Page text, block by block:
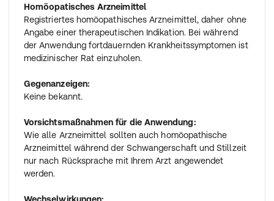
Homöopatisches Arzneimittel
Registriertes homöopathisches Arzneimittel, daher ohne
Angabe einer therapeutischen Indikation. Bei während
der Anwendung fortdauernden Krankheitssymptomen ist
medizinischer Rat einzuholen.
Gegenanzeigen:
Keine bekannt.
Vorsichtsmaßnahmen für die Anwendung:
Wie alle Arzneimittel sollten auch homöopathische
Arzneimittel während der Schwangerschaft und Stillzeit
nur nach Rücksprache mit Ihrem Arzt angewendet
werden.